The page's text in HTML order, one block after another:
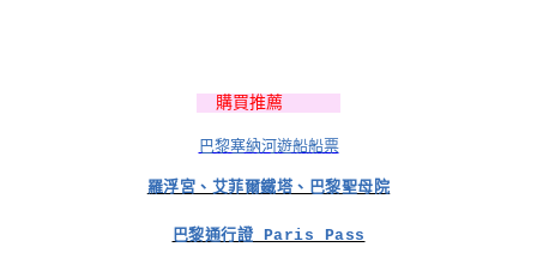
購買推薦
巴黎塞納河遊船船票
羅浮宮、艾菲爾鐵塔、巴黎聖母院
巴黎通行證 Paris Pass